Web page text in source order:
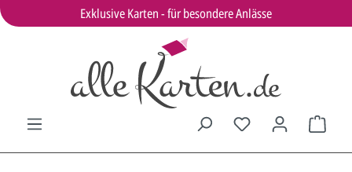
Exklusive Karten - für besondere Anlässe